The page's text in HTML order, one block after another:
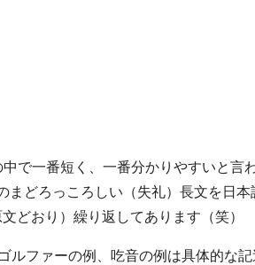
で一番短く、一番分かりやすいと言わ
どろっころしい（失礼）長文を日本
どおり）繰り返してあります（笑）
ファーの例、吃音の例は具体的な記